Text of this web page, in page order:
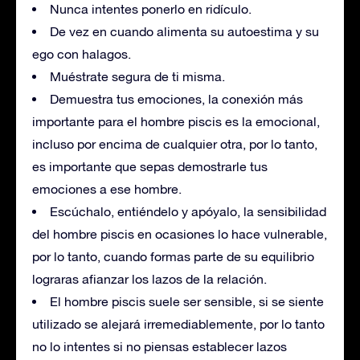
Nunca intentes ponerlo en ridículo.
De vez en cuando alimenta su autoestima y su
ego con halagos.
Muéstrate segura de ti misma.
Demuestra tus emociones, la conexión más
importante para el hombre piscis es la emocional,
incluso por encima de cualquier otra, por lo tanto,
es importante que sepas demostrarle tus
emociones a ese hombre.
Escúchalo, entiéndelo y apóyalo, la sensibilidad
del hombre piscis en ocasiones lo hace vulnerable,
por lo tanto, cuando formas parte de su equilibrio
lograras afianzar los lazos de la relación.
El hombre piscis suele ser sensible, si se siente
utilizado se alejará irremediablemente, por lo tanto
no lo intentes si no piensas establecer lazos